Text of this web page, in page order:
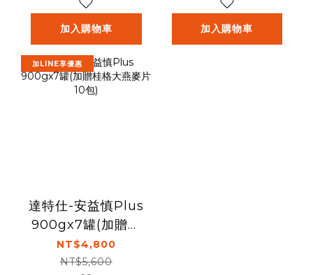
加入購物車 加入購物車
加LINE享優惠
達特仕-安益慎Plus
900gx7罐(加贈桂
格大燕麥片10包)
NT$4,800
NT$5,600